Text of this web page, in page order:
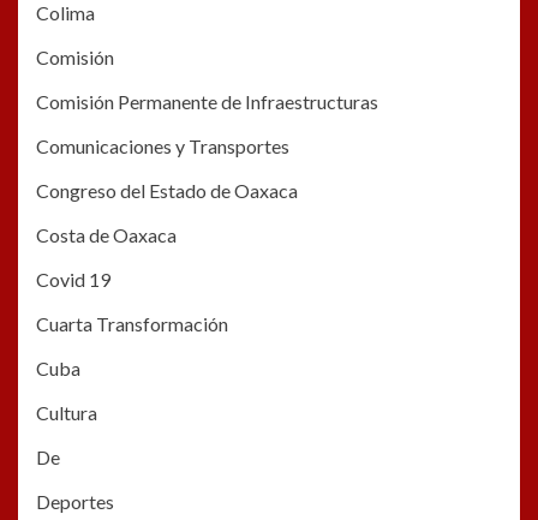
Colima
Comisión
Comisión Permanente de Infraestructuras
Comunicaciones y Transportes
Congreso del Estado de Oaxaca
Costa de Oaxaca
Covid 19
Cuarta Transformación
Cuba
Cultura
De
Deportes